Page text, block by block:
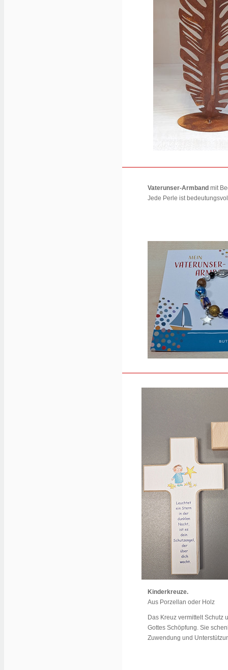
Vaterunser-Armband mit
Jede Perle ist
Kinderkreuze.
Aus Porzellan oder Holz
Das Kreuz vermittelt Schutz
Gottes Schöpfung. Sie
Zuwendung und